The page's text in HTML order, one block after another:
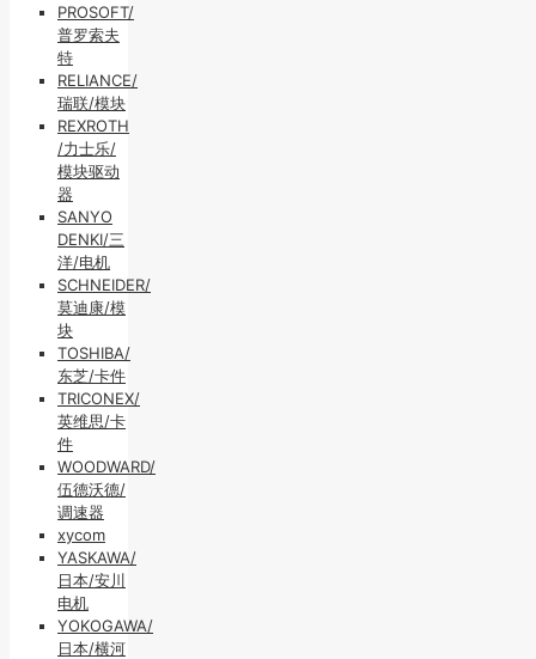
PROSOFT/
普罗索夫
特
RELIANCE/
瑞联/模块
REXROTH
/力士乐/
模块驱动
器
SANYO
DENKI/三
洋/电机
SCHNEIDER/
莫迪康/模
块
TOSHIBA/
东芝/卡件
TRICONEX/
英维思/卡
件
WOODWARD/
伍德沃德/
调速器
xycom
YASKAWA/
日本/安川
电机
YOKOGAWA/
日本/横河